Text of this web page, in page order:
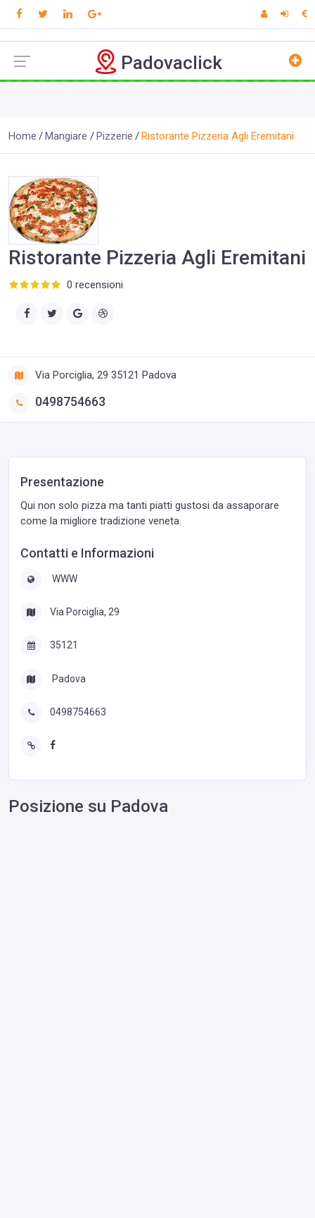
Padovaclick
Home Mangiare Pizzerie Ristorante Pizzeria Agli Eremitani
Ristorante Pizzeria Agli Eremitani
0 recensioni
Via Porciglia, 29 35121 Padova
0498754663‎
Presentazione
Qui non solo pizza ma tanti piatti gustosi da assaporare
come la migliore tradizione veneta.
Contatti e Informazioni
WWW
Via Porciglia, 29
35121
Padova
0498754663‎
Posizione su Padova